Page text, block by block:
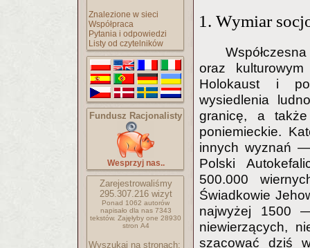
Znalezione w sieci
Współpraca
Pytania i odpowiedzi
Listy od czytelników
Fundusz Racjonalisty
Wesprzyj nas..
Zarejestrowaliśmy
295.307.216wizyt
Ponad 1062 autorów
napisało dla nas 7343
tekstów. Zajęłyby one 28930
stron A4
Wyszukaj na stronach:
1. Wymiar
oraz
Holokaust i
wysiedlenia
granicę, a
poniemieckie.
innych wyznań
Polski
500.000
Świadkowie
najwyżej 1500
niewierzących,
szacować dziś